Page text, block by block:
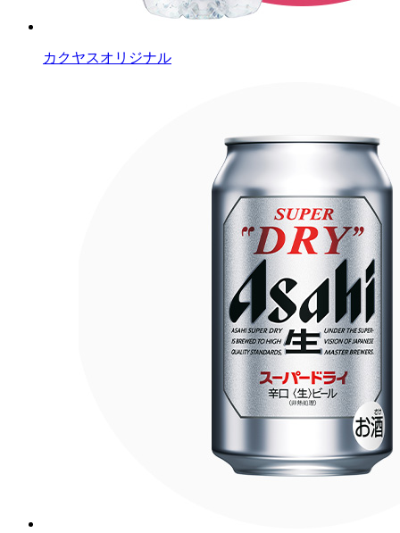
カクヤスオリジナル